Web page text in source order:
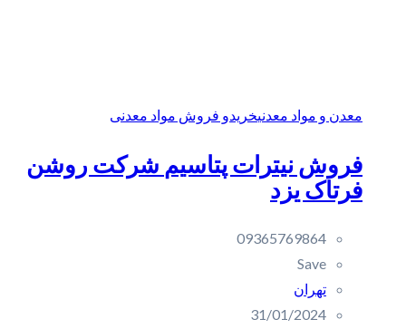
معدن و مواد معدنیخریدو فروش مواد معدنی
فروش نیترات پتاسیم‎ شرکت روشن
فرتاک یزد
09365769864
Save
تهران
31/01/2024